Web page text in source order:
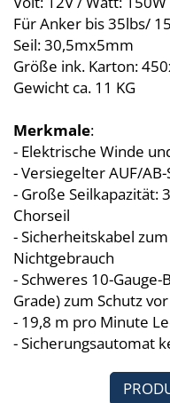
Selbstlenzende
Für Anker bis 35lbs/
Seil: 30,5mx5mm
Größe ink. Karton:
Gewicht ca. 11 KG
Merkmale:
- Elektrische Winde
- Versiegelter AUF/
- Große Seilkapazität:
Chorseil
- Sicherheitskabel
Nichtgebrauch
- Schweres 10-
Grade) zum Schutz
- 19,8 m pro Minute
- Sicherungsautomat